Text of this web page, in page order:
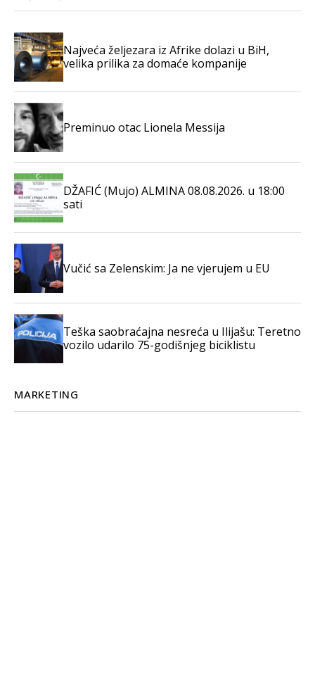
Najveća željezara iz Afrike dolazi u BiH,
velika prilika za domaće kompanije
Preminuo otac Lionela Messija
DŽAFIĆ (Mujo) ALMINA 08.08.2026. u 18:00
sati
Vučić sa Zelenskim: Ja ne vjerujem u EU
Teška saobraćajna nesreća u Ilijašu: Teretno
vozilo udarilo 75-godišnjeg biciklistu
MARKETING